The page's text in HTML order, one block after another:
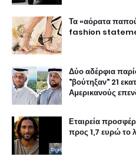
Τα «αόρατα
fashion
Δύο αδέρφια
"βούτηξαν" 21
Αμερικανούς
Εταιρεία
προς 1,7 ευρώ το